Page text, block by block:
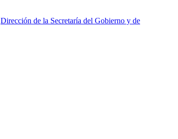
Dirección de la Secretaría del Gobierno y de